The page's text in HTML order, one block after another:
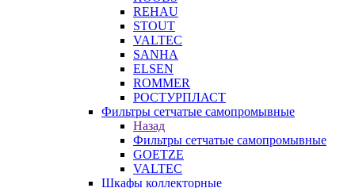
REHAU
STOUT
VALTEC
SANHA
ELSEN
ROMMER
РОСТУРПЛАСТ
Фильтры сетчатые самопромывные
Назад
Фильтры сетчатые самопромывные
GOETZE
VALTEC
Шкафы коллекторные